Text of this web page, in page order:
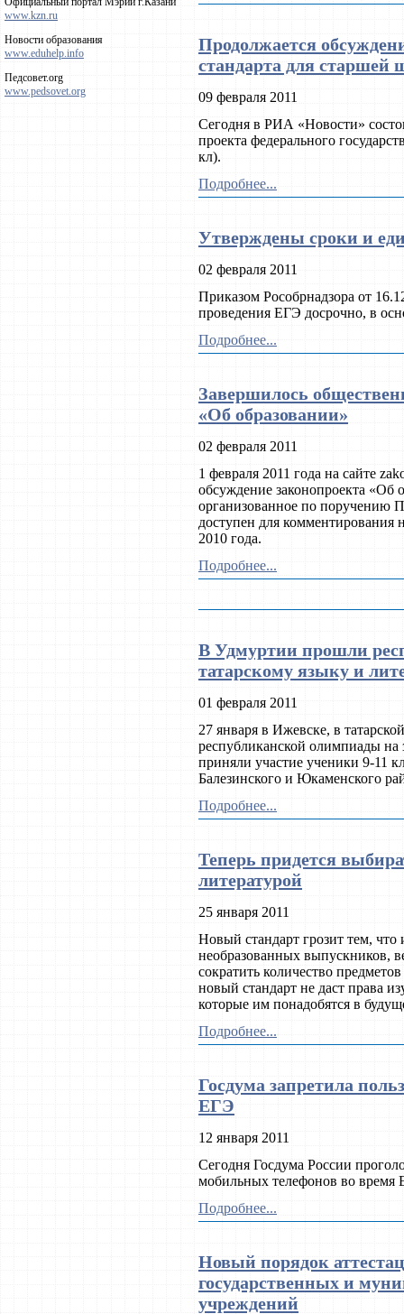
www.kzn.ru
Новости образования
www.eduhelp.info
Педсовет.org
www.pedsovet.org
Продолжается
стандарта для старшей
09 февраля 2011
Сегодня в РИА «Новости»
проекта федерального
кл).
Подробнее...
Утверждены сроки и
02 февраля 2011
Приказом Рособрнадзора от
проведения ЕГЭ досрочно, в
Подробнее...
Завершилось
«Об образовании»
02 февраля 2011
1 февраля 2011 года на сайте
обсуждение законопроекта «Об
организованное по поручению
доступен для комментирования
2010 года.
Подробнее...
В Удмуртии прошли
татарскому языку и
01 февраля 2011
27 января в Ижевске, в
республиканской олимпиады на
приняли участие ученики 9-11
Балезинского и Юкаменского
Подробнее...
Теперь придется
литературой
25 января 2011
Новый стандарт грозит тем,
необразованных выпускников,
сократить количество
новый стандарт не даст права
которые им понадобятся в
Подробнее...
Госдума запретила
ЕГЭ
12 января 2011
Сегодня Госдума России
мобильных телефонов во время
Подробнее...
Новый порядок
государственных и
учреждений